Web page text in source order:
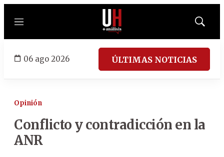
Menú
Mostrar
06 ago 2026 ÚLTIMAS NOTICIAS
Opinión
Conflicto y contradicción en la
ANR